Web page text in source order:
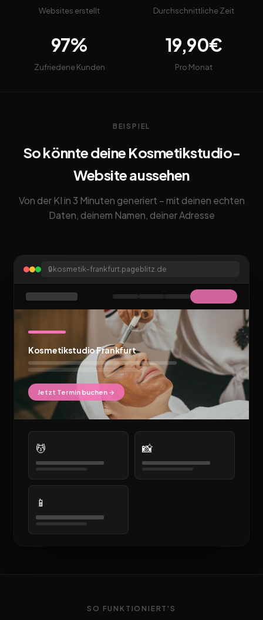
Websites erstellt Durchschnittliche Zeit
97%
Zufriedene Kunden
19,90€
Pro Monat
BEISPIEL
So könnte deine Kosmetikstudio-
Website aussehen
Von der KI in 3 Minuten generiert – mit deinen echten
Daten, deinem Namen, deiner Adresse
🔒 kosmetik-frankfurt.pageblitz.de
Kosmetikstudio Frankfurt
Jetzt Termin buchen →
💆 📸
📱
SO FUNKTIONIERT'S